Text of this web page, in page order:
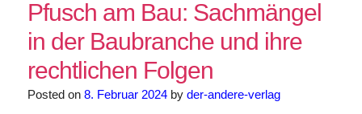
Pfusch am Bau: Sachmängel
in der Baubranche und ihre
rechtlichen Folgen
Posted on 8. Februar 2024by der-andere-verlag